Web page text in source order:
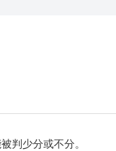
判少分或不分。